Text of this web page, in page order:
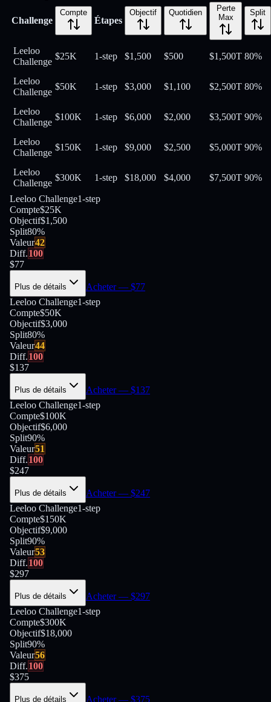
Challenge
Compte
Étapes
Objectif Quotidien
Perte
Max
Split
Leeloo
Challenge
$25K 1-step $1,500 $500 $1,500T 80%
Leeloo
Challenge
$50K 1-step $3,000 $1,100 $2,500T 80%
Leeloo
Challenge
$100K 1-step $6,000 $2,000 $3,500T 90%
Leeloo
Challenge
$150K 1-step $9,000 $2,500 $5,000T 90%
Leeloo
Challenge
$300K 1-step $18,000 $4,000 $7,500T 90%
Leeloo Challenge1-step
Compte$25K
Objectif$1,500
Split80%
Valeur42
Diff.100
$77
Plus de détails Acheter— $77
Leeloo Challenge1-step
Compte$50K
Objectif$3,000
Split80%
Valeur44
Diff.100
$137
Plus de détails Acheter— $137
Leeloo Challenge1-step
Compte$100K
Objectif$6,000
Split90%
Valeur51
Diff.100
$247
Plus de détails Acheter— $247
Leeloo Challenge1-step
Compte$150K
Objectif$9,000
Split90%
Valeur53
Diff.100
$297
Plus de détails Acheter— $297
Leeloo Challenge1-step
Compte$300K
Objectif$18,000
Split90%
Valeur56
Diff.100
$375
Plus de détails Acheter— $375